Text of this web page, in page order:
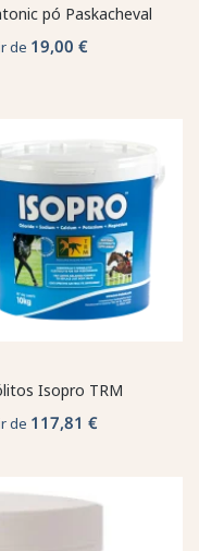
pó Paskacheval
de 19,00 €
Isopro TRM
de 117,81 €